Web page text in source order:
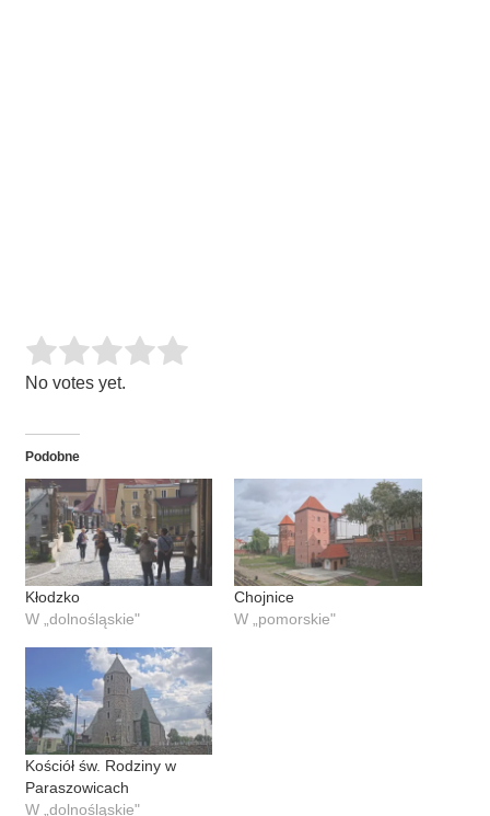
Rate this item:
No votes yet.
Podobne
Kłodzko
W „dolnośląskie"
Chojnice
W „pomorskie"
Kościół św. Rodziny w
Paraszowicach
W „dolnośląskie"